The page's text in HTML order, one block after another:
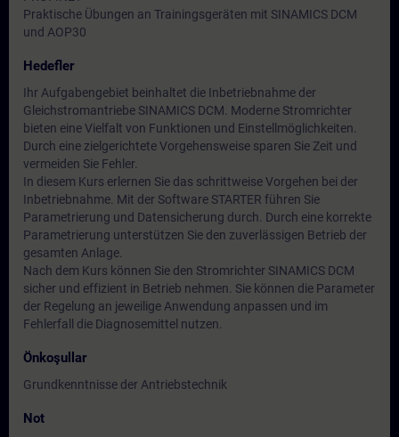
Praktische Übungen an Trainingsgeräten mit SINAMICS DCM
und AOP30
Hedefler
Ihr Aufgabengebiet beinhaltet die Inbetriebnahme der
Gleichstromantriebe SINAMICS DCM. Moderne Stromrichter
bieten eine Vielfalt von Funktionen und Einstellmöglichkeiten.
Durch eine zielgerichtete Vorgehensweise sparen Sie Zeit und
vermeiden Sie Fehler.
In diesem Kurs erlernen Sie das schrittweise Vorgehen bei der
Inbetriebnahme. Mit der Software STARTER führen Sie
Parametrierung und Datensicherung durch. Durch eine korrekte
Parametrierung unterstützen Sie den zuverlässigen Betrieb der
gesamten Anlage.
Nach dem Kurs können Sie den Stromrichter SINAMICS DCM
sicher und effizient in Betrieb nehmen. Sie können die Parameter
der Regelung an jeweilige Anwendung anpassen und im
Fehlerfall die Diagnosemittel nutzen.
Önkoşullar
Grundkenntnisse der Antriebstechnik
Not